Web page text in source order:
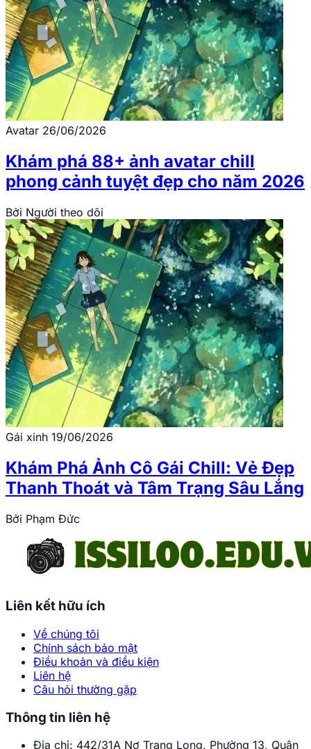
Avatar 26/06/2026
Khám phá 88+ ảnh avatar chill
phong cảnh tuyệt đẹp cho năm 2026
Bởi Người theo dõi
Gái xinh 19/06/2026
Khám Phá Ảnh Cô Gái Chill: Vẻ Đẹp
Thanh Thoát và Tâm Trạng Sâu Lắng
Bởi Phạm Đức
Liên kết hữu ích
Về chúng tôi
Chính sách bảo mật
Điều khoản và điều kiện
Liên hệ
Câu hỏi thường gặp
Thông tin liên hệ
Địa chỉ: 442/31A Nơ Trang Long, Phường 13, Quận